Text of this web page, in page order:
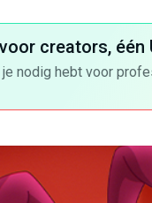
creators, één
nodig hebt voor